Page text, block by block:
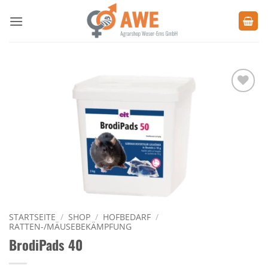
Inhalt
STARTSEITE / SHOP / HOFBEDARF /
RATTEN-/MÄUSEBEKÄMPFUNG
BrodiPads 40